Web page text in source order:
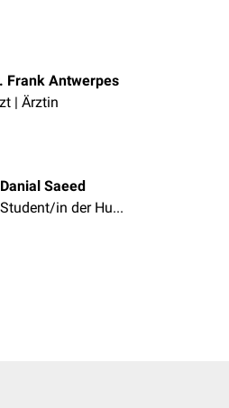
Frank Antwerpes
| Ärztin
Danial Saeed
Student/in der Humanmedizin